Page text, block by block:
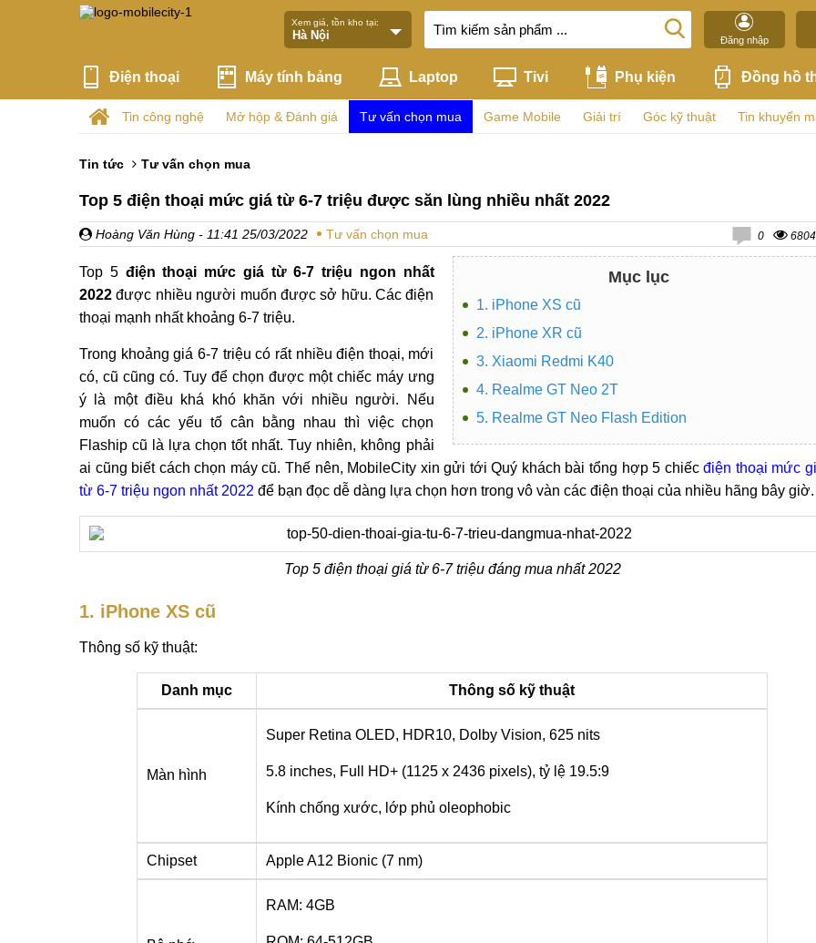
Xem giá, tồn kho tại:
Đăng nhập
Điện thoại Máy tính bảng Laptop Tivi Phụ kiện Đồng hồ
Tin công nghệ Mở hộp & Đánh giá Tư vấn chọn mua Game Mobile Giải trí Góc kỹ thuật Tin khuyến
Tin tức Tư vấn chọn mua
Top 5 điện thoại mức giá từ 6-7 triệu được săn lùng nhiều nhất 2022
Hoàng Văn Hùng - 11:41 25/03/2022 Tư vấn chọn mua 0 6804
Mục lục
1. iPhone XS cũ
2. iPhone XR cũ
3. Xiaomi Redmi K40
4. Realme GT Neo 2T
5. Realme GT Neo Flash Edition
Top 5 điện thoại mức giá từ 6-7 triệu ngon nhất
2022 được nhiều người muốn được sở hữu. Các điện
thoại mạnh nhất khoảng 6-7 triệu.
Trong khoảng giá 6-7 triệu có rất nhiều điện thoại, mới
có, cũ cũng có. Tuy để chọn được một chiếc máy ưng
ý là một điều khá khó khăn với nhiều người. Nếu
muốn có các yếu tố cân bằng nhau thì việc chọn
Flaship cũ là lựa chọn tốt nhất. Tuy nhiên, không phải
ai cũng biết cách chọn máy cũ. Thế nên, MobileCity xin gửi tới Quý khách bài tổng hợp 5 chiếcđiện thoại mức
từ 6-7 triệu ngon nhất 2022 để bạn đọc dễ dàng lựa chọn hơn trong vô vàn các điện thoại của nhiều hãng bây giờ.
Top 5 điện thoại giá từ 6-7 triệu đáng mua nhất 2022
1. iPhone XS cũ
Thông số kỹ thuật:
Danh mục Thông số kỹ thuật
Màn hình
Super Retina OLED, HDR10, Dolby Vision, 625 nits
5.8 inches, Full HD+ (1125 x 2436 pixels), tỷ lệ 19.5:9
Kính chống xước, lớp phủ oleophobic
Chipset Apple A12 Bionic (7 nm)
RAM: 4GB